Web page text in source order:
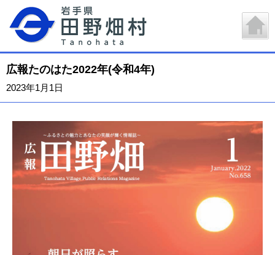
広報たのはた2022年(令和4年)
2023年1月1日